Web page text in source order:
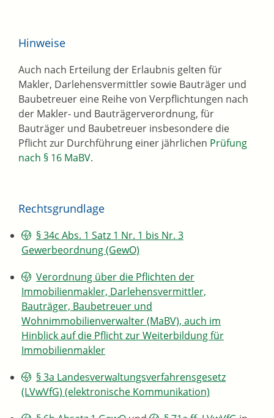
Hinweise
Auch nach Erteilung der Erlaubnis gelten für
Makler, Darlehensvermittler sowie Bauträger und
Baubetreuer eine Reihe von Verpflichtungen nach
der Makler- und Bauträgerverordnung, für
Bauträger und Baubetreuer insbesondere die
Pflicht zur Durchführung einer jährlichen Prüfung
nach § 16 MaBV.
Rechtsgrundlage
§ 34c Abs. 1 Satz 1 Nr. 1 bis Nr. 3
Gewerbeordnung (GewO)
Verordnung über die Pflichten der
Immobilienmakler, Darlehensvermittler,
Bauträger, Baubetreuer und
Wohnimmobilienverwalter (MaBV), auch im
Hinblick auf die Pflicht zur Weiterbildung für
Immobilienmakler
§ 3a Landesverwaltungsverfahrensgesetz
(LVwVfG) (elektronische Kommunikation)